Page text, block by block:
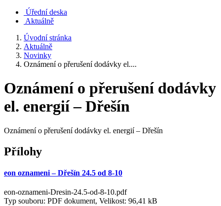
Úřední deska
Aktuálně
Úvodní stránka
Aktuálně
Novinky
Oznámení o přerušení dodávky el....
Oznámení o přerušení dodávky
el. energií – Dřešín
Oznámení o přerušení dodávky el. energií – Dřešín
Přílohy
eon oznameni – Dřešín 24.5 od 8-10
eon-oznameni-Dresin-24.5-od-8-10.pdf
Typ souboru: PDF dokument, Velikost: 96,41 kB